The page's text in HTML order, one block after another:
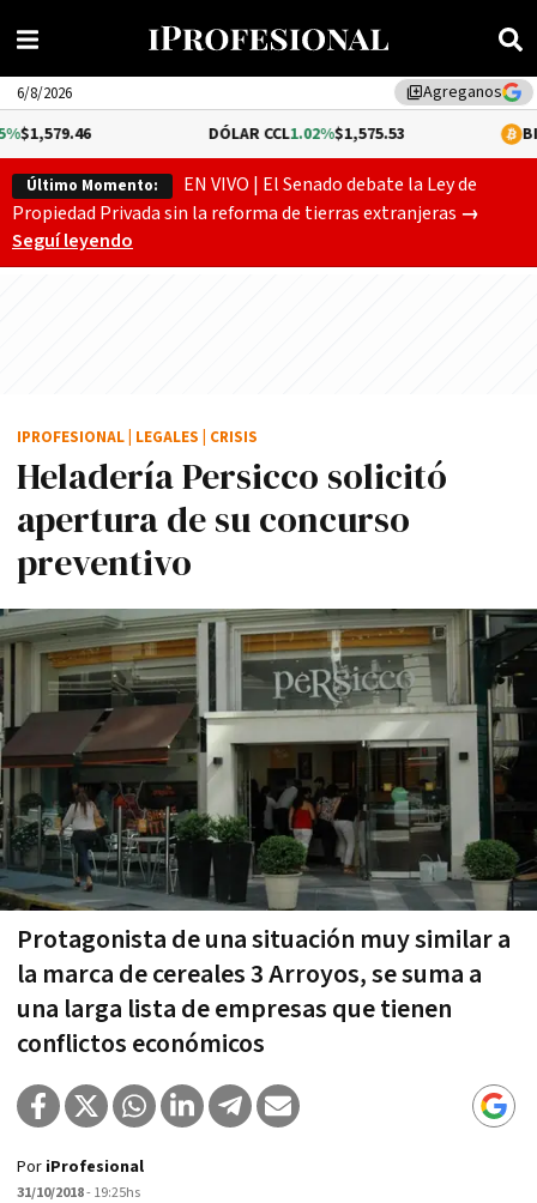
library_addAgreganos
6/8/2026
1.02%$1,575.53 -
Último Momento:
EN VIVO | El Senado debate la Ley de
Propiedad Privada sin la reforma de tierras extranjeras →
Seguí leyendo
Heladería Persicco solicitó
apertura de su concurso
preventivo
Protagonista de una situación muy similar a
la marca de cereales 3 Arroyos, se suma a
una larga lista de empresas que tienen
conflictos económicos
IPROFESIONAL LEGALES CRISIS
Por iProfesional
31/10/2018- 19:25hs